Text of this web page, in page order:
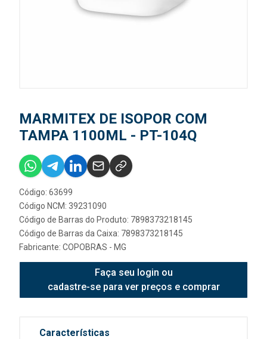
MARMITEX DE ISOPOR COM
TAMPA 1100ML - PT-104Q
Código: 63699
Código NCM: 39231090
Código de Barras do Produto: 7898373218145
Código de Barras da Caixa: 7898373218145
Fabricante: COPOBRAS - MG
Faça seu login ou
cadastre-se para ver preços e comprar
Características